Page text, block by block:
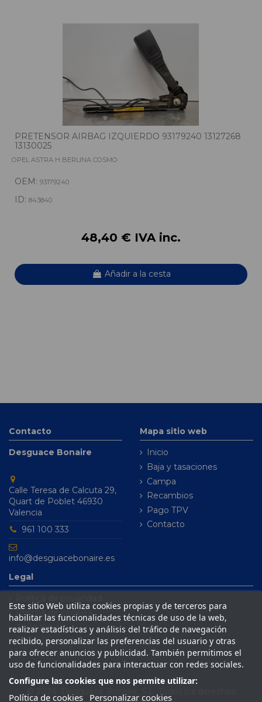
PRETENSOR AIRBAG IZQUIERDO 93179240 13127268
13130025
OPEL ASTRA H BERLINA COSMO
OEM: 93179240
ID: 843840
48,40 € IVA inc.
Añadir a la cesta
Contacto
Desguace Bonaire
Calle Teresa de Calcuta 29,
Quart de Poblet 46930
Valencia
961 100 333
info@desguacebonaire.es
Mapa sitio web
Inicio
Baja y tasaciones
Campa
Recambios
Pago TPV
Contacto
Legal
Política de cookies
Aviso legal
Condiciones de venta
Este sitio Web utiliza cookies propias y de terceros para
habilitar las funcionalidades técnicas de uso de la web,
realizar estadísticas y análisis del tráfico de navegación
recibido, personalizar las preferencias del usuario y otras
para ofrecer anuncios y publicidad. También permitimos el
uso de funcionalidades para interactuar con redes sociales.
Configure las cookies que nos permite utilizar:
Política de cookies Personalizar cookies